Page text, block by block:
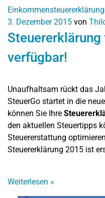
Einkommensteuererklärung
3. Dezember 2015 von
verfügbar!
Unaufhaltsam rückt das
SteuerGo startet in die
können Sie Ihre
den aktuellen Steuertipps
Steuererstattung
Steuererklärung 2015 ist
Weiterlesen »